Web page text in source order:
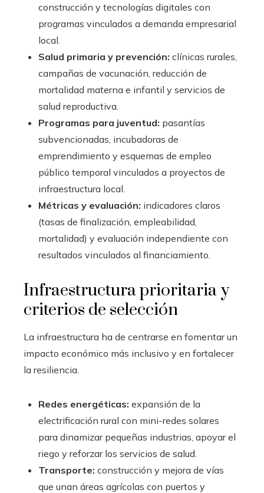
construcción y tecnologías digitales con
programas vinculados a demanda empresarial
local.
Salud primaria y prevención: clínicas rurales,
campañas de vacunación, reducción de
mortalidad materna e infantil y servicios de
salud reproductiva.
Programas para juventud: pasantías
subvencionadas, incubadoras de
emprendimiento y esquemas de empleo
público temporal vinculados a proyectos de
infraestructura local.
Métricas y evaluación: indicadores claros
(tasas de finalización, empleabilidad,
mortalidad) y evaluación independiente con
resultados vinculados al financiamiento.
Infraestructura prioritaria y
criterios de selección
La infraestructura ha de centrarse en fomentar un
impacto económico más inclusivo y en fortalecer
la resiliencia.
Redes energéticas: expansión de la
electrificación rural con mini-redes solares
para dinamizar pequeñas industrias, apoyar el
riego y reforzar los servicios de salud.
Transporte: construcción y mejora de vías
que unan áreas agrícolas con puertos y